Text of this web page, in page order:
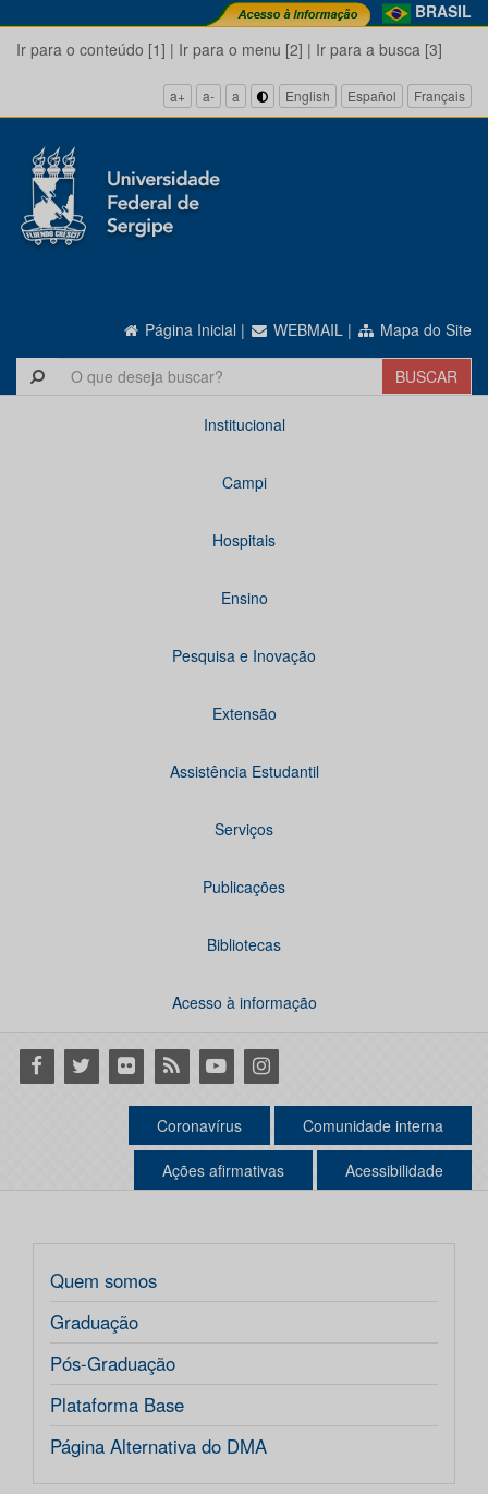
BRASIL
Ir para o conteúdo [1] | Ir para o menu [2] | Ir para a busca [3]
a+ a- a English Español Français
Página Inicial | WEBMAIL | Mapa do Site
Institucional
Campi
Hospitais
Ensino
Pesquisa e Inovação
Extensão
Assistência Estudantil
Serviços
Publicações
Bibliotecas
Acesso à informação
Facebook
Twitter Flickr RSS YoutubeInstagram
Coronavírus Comunidade interna
Ações afirmativas Acessibilidade
Quem somos
Graduação
Pós-Graduação
Plataforma Base
Página Alternativa do DMA